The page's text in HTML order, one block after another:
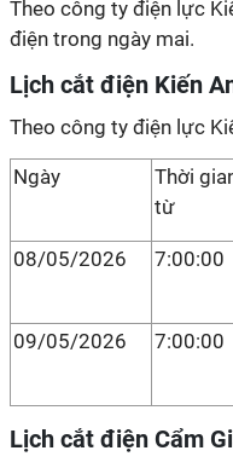
Theo công ty điện lực
điện trong ngày mai.
Lịch cắt điện Kiến
Theo công ty điện lực
Ngày
Thời
từ
08/05/2026 7:00:00
09/05/2026 7:00:00
Lịch cắt điện Cẩm